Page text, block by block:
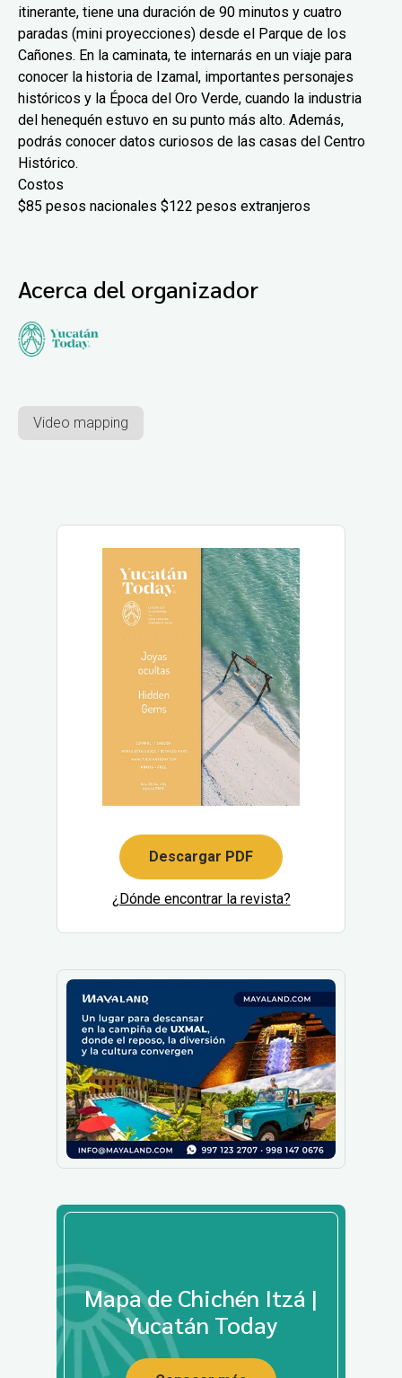
itinerante, tiene una duración de 90 minutos y cuatro
paradas (mini proyecciones) desde el Parque de los
Cañones. En la caminata, te internarás en un viaje para
conocer la historia de Izamal, importantes personajes
históricos y la Época del Oro Verde, cuando la industria
del henequén estuvo en su punto más alto. Además,
podrás conocer datos curiosos de las casas del Centro
Histórico.
Costos
$85 pesos nacionales $122 pesos extranjeros
Acerca del organizador
Video mapping
Descargar PDF
¿Dónde encontrar la revista?
Mapa de Chichén Itzá |
Yucatán Today